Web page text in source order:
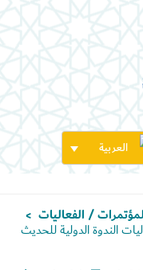
العربية
/ الفعاليات >
الندوة الدولية للحديث